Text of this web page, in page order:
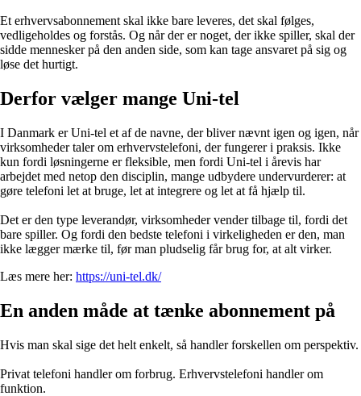
Et erhvervsabonnement skal ikke bare leveres, det skal følges,
vedligeholdes og forstås. Og når der er noget, der ikke spiller, skal der
sidde mennesker på den anden side, som kan tage ansvaret på sig og
løse det hurtigt.
Derfor vælger mange Uni-tel
I Danmark er Uni-tel et af de navne, der bliver nævnt igen og igen, når
virksomheder taler om erhvervstelefoni, der fungerer i praksis. Ikke
kun fordi løsningerne er fleksible, men fordi Uni-tel i årevis har
arbejdet med netop den disciplin, mange udbydere undervurderer: at
gøre telefoni let at bruge, let at integrere og let at få hjælp til.
Det er den type leverandør, virksomheder vender tilbage til, fordi det
bare spiller. Og fordi den bedste telefoni i virkeligheden er den, man
ikke lægger mærke til, før man pludselig får brug for, at alt virker.
Læs mere her: https://uni-tel.dk/
En anden måde at tænke abonnement på
Hvis man skal sige det helt enkelt, så handler forskellen om perspektiv.
Privat telefoni handler om forbrug. Erhvervstelefoni handler om
funktion.